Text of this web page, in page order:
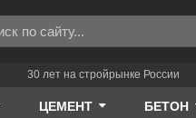
30 лет на стройрынке России
ЦЕМЕНТ БЕТОН